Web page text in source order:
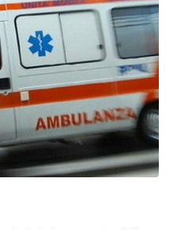
Consiglia
2026